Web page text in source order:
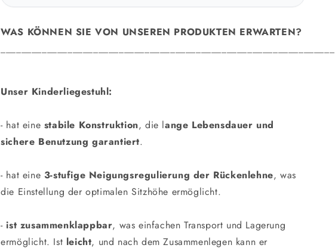
WAS KÖNNEN SIE VON UNSEREN PRODUKTEN ERWARTEN?
Unser Kinderliegestuhl:
- hat eine stabile Konstruktion, die lange Lebensdauer und
sichere Benutzung garantiert.
- hat eine 3-stufige Neigungsregulierung der Rückenlehne, was
die Einstellung der optimalen Sitzhöhe ermöglicht.
- ist zusammenklappbar, was einfachen Transport und Lagerung
ermöglicht. Ist leicht, und nach dem Zusammenlegen kann er